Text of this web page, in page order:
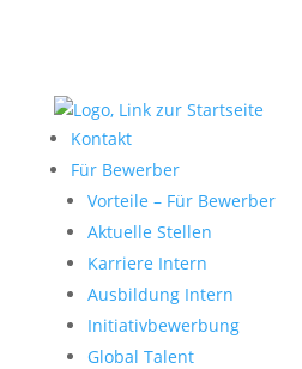
Kontakt
Für Bewerber
Vorteile – Für Bewerber
Aktuelle Stellen
Karriere Intern
Ausbildung Intern
Initiativbewerbung
Global Talent